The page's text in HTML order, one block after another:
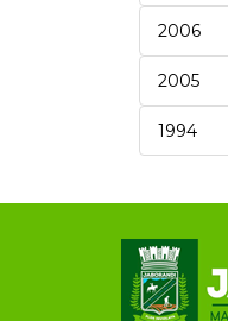
2006
2005
1994